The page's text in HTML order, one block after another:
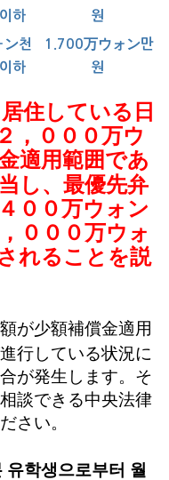
하
원
ン천
하
1.700万ウォン만
원
住している日
，０００万ウ
適用範囲であ
し、最優先弁
００万ウォン
０００万ウォ
れることを説
が少額補償金適用
行している状況に
が発生します。そ
談できる中央法律
さい。
유학생으로부터 월